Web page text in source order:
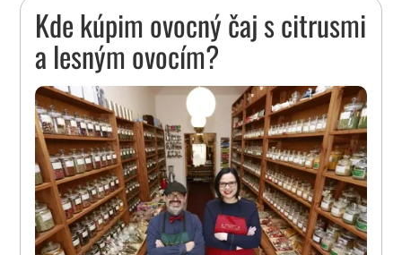
Kde kúpim ovocný čaj s citrusmi
a lesným ovocím?